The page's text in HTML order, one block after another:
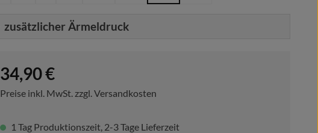
zusätzlicher Ärmeldruck
Regulärer Preis:
34,90 €
Preise inkl. MwSt. zzgl. Versandkosten
1 Tag Produktionszeit, 2-3 Tage Lieferzeit